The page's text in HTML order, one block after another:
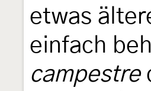
etwas
einfach
campestre